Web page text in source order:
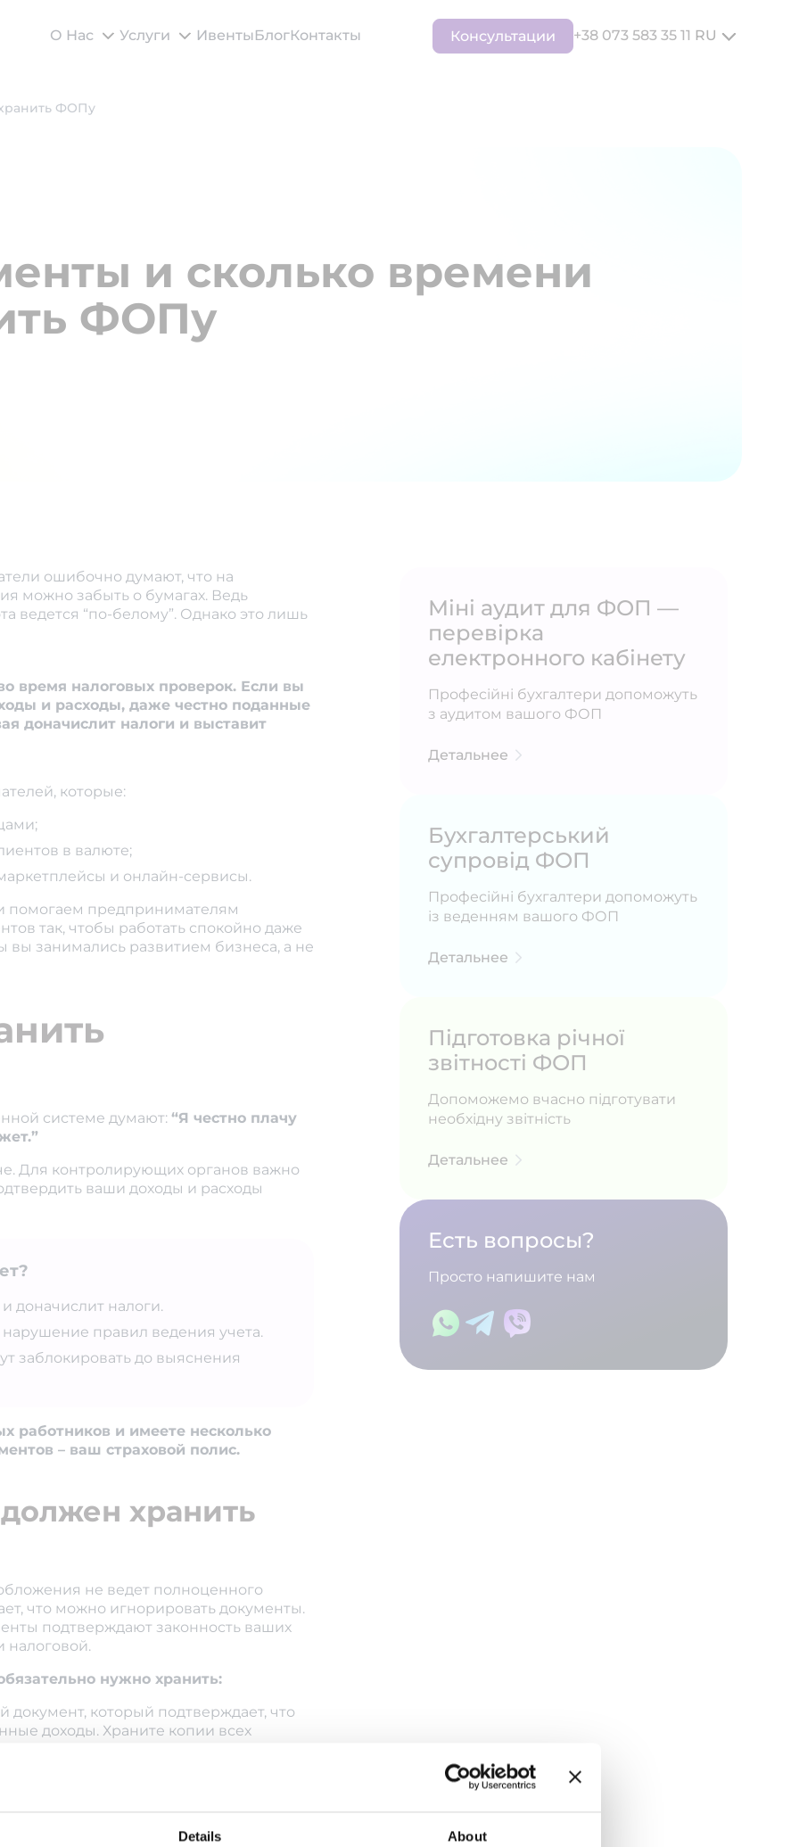
Details About
О Нас Услуги ИвентыБлогКонтакты Консультации +38 073 583 35 11 RU
ФОПу
и сколько времени
ФОПу
Міні аудит для ФОП —
перевірка
електронного кабінету
Професійні бухгалтери допоможуть
з аудитом вашого ФОП
Детальнее
Бухгалтерський
супровід ФОП
Професійні бухгалтери допоможуть
із веденням вашого ФОП
Детальнее
Підготовка річної
звітності ФОП
Допоможемо вчасно підготувати
необхідну звітність
Детальнее
Есть вопросы?
Просто напишите нам
ошибочно думают, что на
можно забыть о бумагах. Ведь
ведется “по-белому”. Однако это лишь
время налоговых проверок. Если вы
и расходы, даже честно поданные
доначислит налоги и выставит
которые:
в валюте;
и онлайн-сервисы.
помогаем предпринимателям
так, чтобы работать спокойно даже
занимались развитием бизнеса, а не
системе думают: “Я честно плачу
Для контролирующих органов важно
ваши доходы и расходы
доначислит налоги.
правил ведения учета.
заблокировать до выяснения
работников и имеете несколько
– ваш страховой полис.
хранить
не ведет полноценного
что можно игнорировать документы.
подтверждают законность ваших
налоговой.
нужно хранить:
документ, который подтверждает, что
доходы. Храните копии всех
Обязательно вместе с
подтверждают, что декларация
«Дію», стоит сделать архив копий и